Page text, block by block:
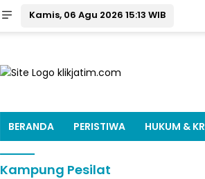
Kamis, 06 Agu 2026 15:13 WIB
BERANDA PERISTIWA HUKUM &
Kampung Pesilat